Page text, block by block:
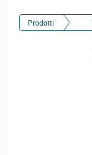
Prodotti